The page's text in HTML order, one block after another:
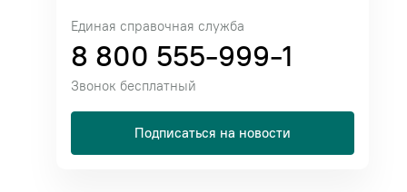
Единая справочная служба
8 800 555-999-1
Звонок бесплатный
Подписаться на новости